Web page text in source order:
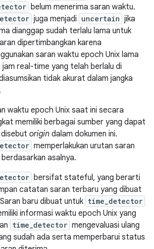
belum menerima saran waktu.
juga menjadi uncertain jika
dianggap sudah terlalu lama untuk
dipertimbangkan karena
saran waktu epoch Unix lama
real-time yang telah berlalu di
tidak akurat dalam jangka
waktu epoch Unix saat ini secara
memiliki berbagai sumber yang dapat
disebut origin dalam dokumen ini.
memperlakukan urutan saran
asalnya.
bersifat stateful, yang berarti
catatan saran terbaru yang dibuat
baru dibuat untuk time_detector
informasi waktu epoch Unix yang
time_detector mengevaluasi ulang
sudah ada serta memperbarui status